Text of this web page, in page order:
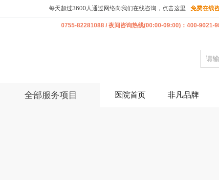
每天超过3600人通过网络向我们在线咨询，点击这里 免费在线
0755-82281088 / 夜间咨询热线(00:00-09:00)：400-9021-
全部服务项目 医院首页 非凡品牌